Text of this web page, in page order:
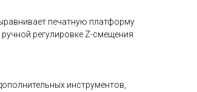
печатную платформу
регулировке Z-смещения
инструментов,